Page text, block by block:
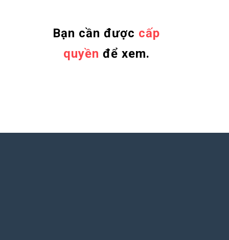
Bạn cần được cấp
quyền để xem.